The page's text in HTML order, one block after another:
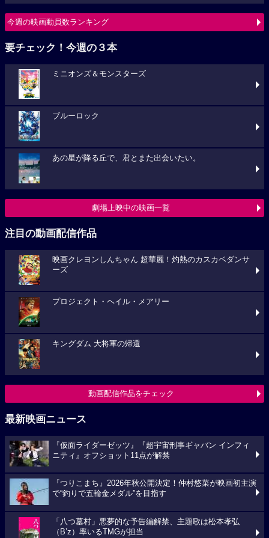
今週の映画動員数ランキング
要チェック！今週の３本
ミニオンズ＆モンスターズ
ブルーロック
あの星が降る丘で、君とまた出会いたい。
劇場上映中の映画一覧
注目の動画配信作品
映画クレヨンしんちゃん 超華麗！灼熱のカスカベダンサ
ーズ
プロジェクト・ヘイル・メアリー
キングダム 大将軍の帰還
動画配信作品をチェック
最新映画ニュース
『仮面ライダーゼッツ』『超宇宙刑事ギャバン インフィ
ニティ』オフショット11点が解禁
『つりこまち』2026年秋公開決定！仲村悠菜が映画初主演
で“釣りで五輪金メダル”を目指す
「八つ墓村」悪夢的な予告編解禁、主題歌は松本孝弘
（B’z）率いるTMGが担当